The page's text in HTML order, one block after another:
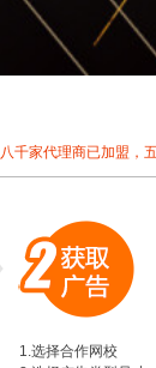
八千家代理商已加盟，
1.选择合作网校